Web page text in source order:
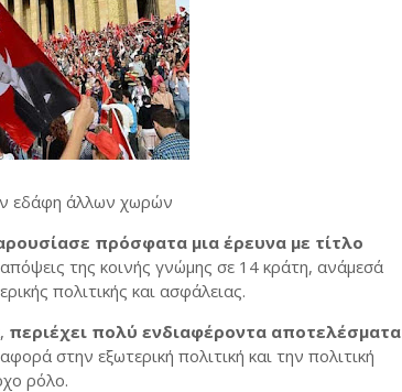
εδάφη άλλων χωρών
πρόσφατα μια έρευνα με τίτλο
της κοινής γνώμης σε 14 κράτη, ανάμεσά
πολιτικής και ασφάλειας.
περιέχει πολύ ενδιαφέροντα αποτελέσματα
στην εξωτερική πολιτική και την πολιτική
ρόλο.